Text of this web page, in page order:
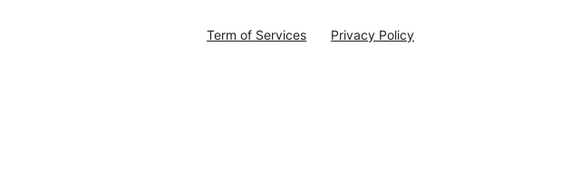
Term of Services Privacy Policy